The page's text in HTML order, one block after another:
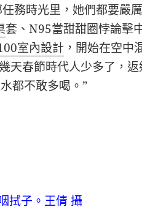
務時光里，她們都要嚴
套、N95當甜甜圈悖論擊
室內設計 ，開始在空中
天春節時代人少多了，返
都不敢多喝。”
拭子。王倩 攝